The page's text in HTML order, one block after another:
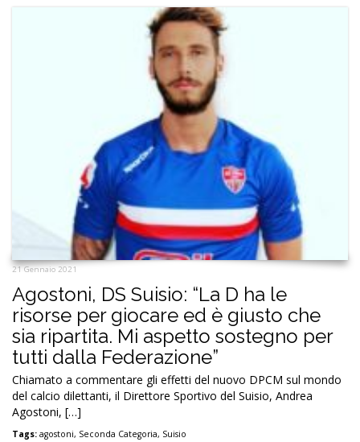
21 Gennaio 2021
Agostoni, DS Suisio: “La D ha le
risorse per giocare ed è giusto che
sia ripartita. Mi aspetto sostegno per
tutti dalla Federazione”
Chiamato a commentare gli effetti del nuovo DPCM sul mondo
del calcio dilettanti, il Direttore Sportivo del Suisio, Andrea
Agostoni, […]
Tags: agostoni, Seconda Categoria, Suisio